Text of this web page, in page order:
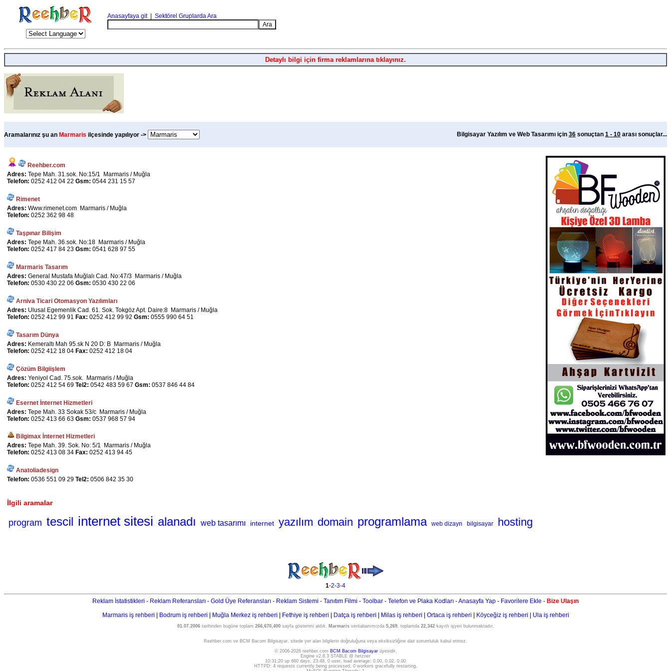
Anasayfaya git| Sektörel Gruplarda Ara
Detaylı bilgi için firma reklamlarına tıklayınız.
Aramalarınız şu an Marmaris ilçesinde yapılıyor -> Bilgisayar Yazılım ve Web Tasarımı için 36 sonuçtan 1 - 10 arası sonuçlar...
Reehber.com
Adres: Tepe Mah. 31.sok. No:15/1 Marmaris / Muğla
Telefon: 0252 412 04 22 Gsm: 0544 231 15 57
Rimenet
Adres: Www.rimenet.com Marmaris / Muğla
Telefon: 0252 362 98 48
Taşpınar Bilişim
Adres: Tepe Mah. 36.sok. No:18 Marmaris / Muğla
Telefon: 0252 417 84 23 Gsm: 0541 628 97 55
Marmaris Tasarım
Adres: General Mustafa Muğlalı Cad. No:47/3 Marmaris / Muğla
Telefon: 0530 430 22 06 Gsm: 0530 430 22 06
Arniva Ticari Otomasyon Yazılımları
Adres: Ulusal Egemenlik Cad. 61. Sok. Tokgöz Apt. Daire:8 Marmaris / Muğla
Telefon: 0252 412 99 91 Fax: 0252 412 99 92 Gsm: 0555 990 64 51
Tasarım Dünya
Adres: Kemeraltı Mah 95.sk N 20 D: B Marmaris / Muğla
Telefon: 0252 412 18 04 Fax: 0252 412 18 04
Çözüm Bilgiişlem
Adres: Yeniyol Cad. 75.sok. Marmaris / Muğla
Telefon: 0252 412 54 69 Tel2: 0542 483 59 67 Gsm: 0537 846 44 84
Esernet İnternet Hizmetleri
Adres: Tepe Mah. 33 Sokak 53/c Marmaris / Muğla
Telefon: 0252 413 66 63 Gsm: 0537 968 57 94
Bilgimax İnternet Hizmetleri
Adres: Tepe Mah. 39. Sok. No: 5/1 Marmaris / Muğla
Telefon: 0252 413 08 34 Fax: 0252 413 94 45
Anatoliadesign
Telefon: 0536 551 09 29 Tel2: 0506 842 35 30
İlgili aramalar
program tescil internet sitesi alanadı web tasarımı internet yazılım domain programlama web dizayn bilgisayar hosting
1-2-3-4
Reklam İstatistikleri - Reklam Referansları - Gold Üye Referansları - Reklam Sistemi - Tanıtım Filmi - Toolbar - Telefon ve Plaka Kodları -Anasayfa Yap - Favorilere Ekle - Bize Ulaşın
Marmaris iş rehberi
Bodrum iş rehberi Muğla Merkez iş rehberi Fethiye iş rehberi Datça iş rehberi Milas iş rehberi Ortaca iş rehberi Köyceğiz iş rehberi Ula iş rehberi
01.07.2006tarihinden bugüne toplam 266,670,400sayfa gösterimi aldık. Marmarisveritabanımızda 5,269, toplamda 22,342kayıtlı işyeri bulunmaktadır.
Reehber.com ve BCM Bacom Bilgisayar, sitede yer alan bilgilerin doğruluğuna veya eksiksizliğine dair sorumluluk kabul etmez.
© 2006-2026 reehber.com BCM Bacom Bilgisayarüyesidir.
Engine v2.8.3 STABLE @ hetzner
10:31:20 up 860 days, 23:48, 0 user, load average: 0.00, 0.02, 0.00
HTTPD: 4 requests currently being processed, 0 workers gracefully restarting,